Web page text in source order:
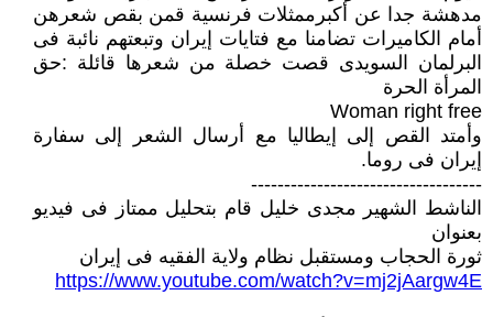
مدهشة جدا عن أكبرممثلات فرنسية قمن بقص شعرهن
أمام الكاميرات تضامنا مع فتايات إيران وتبعتهم نائبة فى
البرلمان السويدى قصت خصلة من شعرها قائلة :حق
المرأة الحرة
Woman right free
وأمتد القص إلى إيطاليا مع أرسال الشعر إلى سفارة
إيران فى روما.
-----------------------------------
الناشط الشهير مجدى خليل قام بتحليل ممتاز فى فيديو
بعنوان
ثورة الحجاب ومستقبل نظام ولاية الفقيه فى إيران
https://www.youtube.com/watch?v=mj2jAargw4E